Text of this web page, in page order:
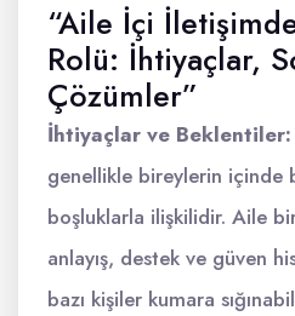
“Aile İçi
Rolü: İhtiyaçlar,
Çözümler”
İhtiyaçlar ve Beklentiler:
genellikle bireylerin içinde
boşluklarla ilişkilidir. Aile
anlayış, destek ve güven
bazı kişiler kumara